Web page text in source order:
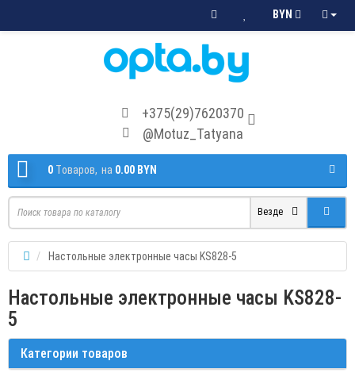
BYN
+375(29)7620370
@Motuz_Tatyana
0 Tоваров, на 0.00 BYN
Везде
Настольные электронные часы KS828-5
Настольные электронные часы KS828-
5
Категории товаров